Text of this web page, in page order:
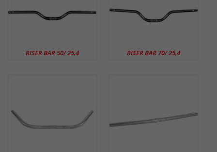
RISER BAR 50/ 25,4 RISER BAR 70/ 25,4